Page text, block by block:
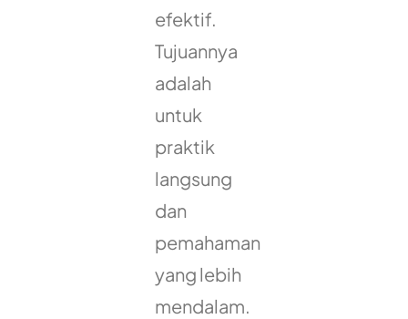
efektif.
Tujuannya
adalah
untuk
praktik
langsung
dan
pemahaman
yang lebih
mendalam.